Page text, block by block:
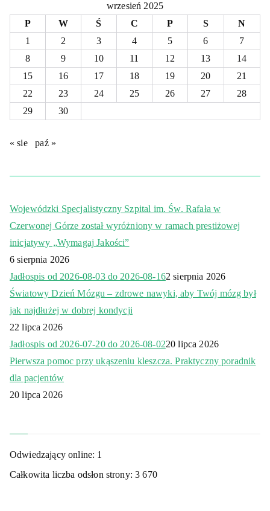
wrzesień 2025
P
W Ś C P S
N
1
2 3 4 5 6
7
8
9 10 11 12 13
14
15
16 17 18 19 20
21
22
23 24 25 26 27
28
29
30
« sie paź »
Wojewódzki Specjalistyczny Szpital im. Św. Rafała w
Czerwonej Górze został wyróżniony w ramach prestiżowej
inicjatywy „Wymagaj Jakości”
6 sierpnia 2026
Jadłospis od 2026-08-03 do 2026-08-162 sierpnia 2026
Światowy Dzień Mózgu – zdrowe nawyki, aby Twój mózg był
jak najdłużej w dobrej kondycji
22 lipca 2026
Jadłospis od 2026-07-20 do 2026-08-0220 lipca 2026
Pierwsza pomoc przy ukąszeniu kleszcza. Praktyczny poradnik
dla pacjentów
20 lipca 2026
Odwiedzający online: 1
Całkowita liczba odsłon strony:3 670